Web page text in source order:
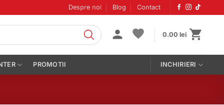
Despre noi Blog Contact
0.00 lei
PROMOTII INCHIRIERI